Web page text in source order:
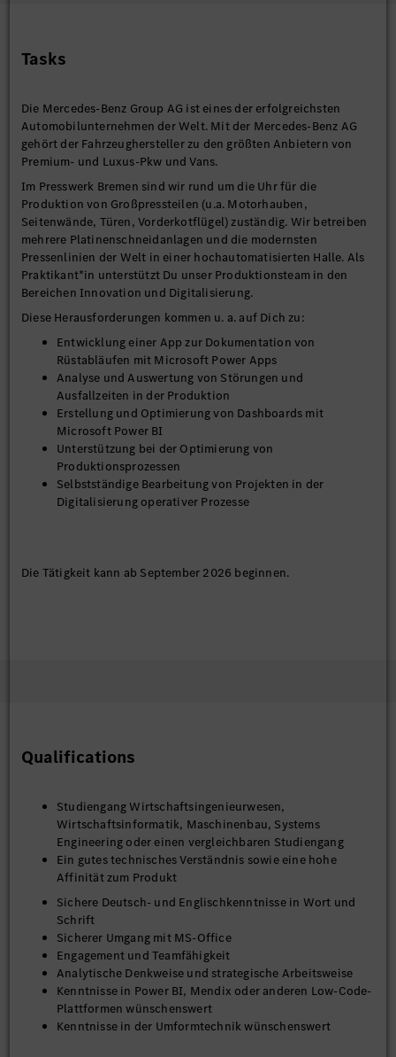
Tasks
Die Mercedes-Benz Group AG ist eines der erfolgreichsten
Automobilunternehmen der Welt. Mit der Mercedes-Benz AG
gehört der Fahrzeughersteller zu den größten Anbietern von
Premium- und Luxus-Pkw und Vans.
Im Presswerk Bremen sind wir rund um die Uhr für die
Produktion von Großpressteilen (u.a. Motorhauben,
Seitenwände, Türen, Vorderkotflügel) zuständig. Wir betreiben
mehrere Platinenschneidanlagen und die modernsten
Pressenlinien der Welt in einer hochautomatisierten Halle. Als
Praktikant*in unterstützt Du unser Produktionsteam in den
Bereichen Innovation und Digitalisierung.
Diese Herausforderungen kommen u. a. auf Dich zu:
Entwicklung einer App zur Dokumentation von
Rüstabläufen mit Microsoft Power Apps
Analyse und Auswertung von Störungen und
Ausfallzeiten in der Produktion
Erstellung und Optimierung von Dashboards mit
Microsoft Power BI
Unterstützung bei der Optimierung von
Produktionsprozessen
Selbstständige Bearbeitung von Projekten in der
Digitalisierung operativer Prozesse
Die Tätigkeit kann ab September 2026 beginnen.
Qualifications
Studiengang Wirtschaftsingenieurwesen,
Wirtschaftsinformatik, Maschinenbau, Systems
Engineering oder einen vergleichbaren Studiengang
Ein gutes technisches Verständnis sowie eine hohe
Affinität zum Produkt
Sichere Deutsch- und Englischkenntnisse in Wort und
Schrift
Sicherer Umgang mit MS-Office
Engagement und Teamfähigkeit
Analytische Denkweise und strategische Arbeitsweise
Kenntnisse in Power BI, Mendix oder anderen Low-Code-
Plattformen wünschenswert
Kenntnisse in der Umformtechnik wünschenswert